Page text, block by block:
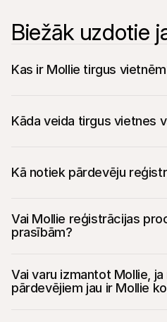
Biežāk uzdotie
Kas ir Mollie tirgus
Kāda veida tirgus vietnes
Kā notiek pārdevēju
Vai Mollie reģistrācijas
prasībām?
Vai varu izmantot Mollie, ja
pārdevējiem jau ir Mollie